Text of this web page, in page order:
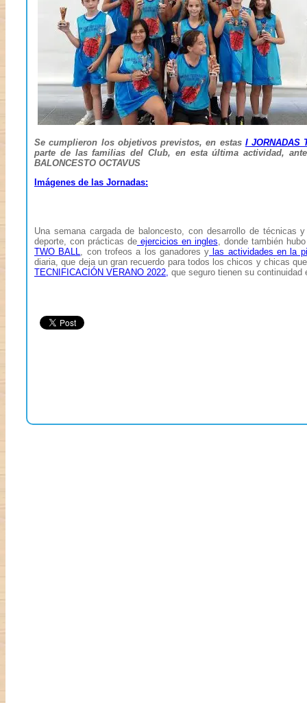
Se cumplieron los objetivos previstos, en estas I JORNADAS
parte de las familias del Club, en esta última actividad,
BALONCESTO OCTAVUS
Imágenes de las Jornadas:
Una semana cargada de baloncesto, con desarrollo de técnicas
deporte, con prácticas deejercicios en ingles, donde también
TWO BALL, con trofeos a los ganadores y las actividades en la
diaria, que deja un gran recuerdo para todos los chicos y chicas
TECNIFICACIÓN VERANO 2022, que seguro tienen su continuidad